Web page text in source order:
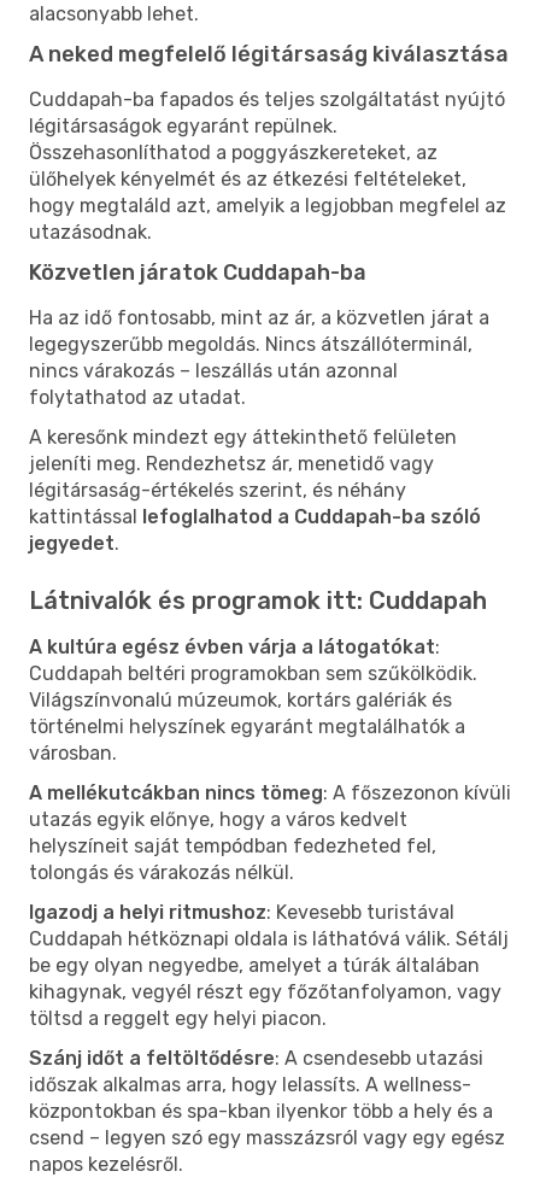
alacsonyabb lehet.
A neked megfelelő légitársaság kiválasztása
Cuddapah-ba fapados és teljes szolgáltatást nyújtó
légitársaságok egyaránt repülnek.
Összehasonlíthatod a poggyászkereteket, az
ülőhelyek kényelmét és az étkezési feltételeket,
hogy megtaláld azt, amelyik a legjobban megfelel az
utazásodnak.
Közvetlen járatok Cuddapah-ba
Ha az idő fontosabb, mint az ár, a közvetlen járat a
legegyszerűbb megoldás. Nincs átszállóterminál,
nincs várakozás – leszállás után azonnal
folytathatod az utadat.
A keresőnk mindezt egy áttekinthető felületen
jeleníti meg. Rendezhetsz ár, menetidő vagy
légitársaság-értékelés szerint, és néhány
kattintással lefoglalhatod a Cuddapah-ba szóló
jegyedet.
Látnivalók és programok itt: Cuddapah
A kultúra egész évben várja a látogatókat:
Cuddapah beltéri programokban sem szűkölködik.
Világszínvonalú múzeumok, kortárs galériák és
történelmi helyszínek egyaránt megtalálhatók a
városban.
A mellékutcákban nincs tömeg: A főszezonon kívüli
utazás egyik előnye, hogy a város kedvelt
helyszíneit saját tempódban fedezheted fel,
tolongás és várakozás nélkül.
Igazodj a helyi ritmushoz: Kevesebb turistával
Cuddapah hétköznapi oldala is láthatóvá válik. Sétálj
be egy olyan negyedbe, amelyet a túrák általában
kihagynak, vegyél részt egy főzőtanfolyamon, vagy
töltsd a reggelt egy helyi piacon.
Szánj időt a feltöltődésre: A csendesebb utazási
időszak alkalmas arra, hogy lelassíts. A wellness-
központokban és spa-kban ilyenkor több a hely és a
csend – legyen szó egy masszázsról vagy egy egész
napos kezelésről.